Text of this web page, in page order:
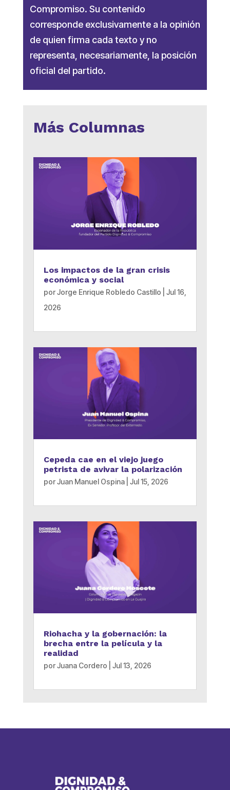
Compromiso. Su contenido
corresponde exclusivamente a la opinión
de quien firma cada texto y no
representa, necesariamente, la posición
oficial del partido.
Más Columnas
Los impactos de la gran crisis
económica y social
porJorge Enrique Robledo Castillo
Jul 16,
2026
Cepeda cae en el viejo juego
petrista de avivar la polarización
porJuan Manuel Ospina| Jul 15, 2026
Riohacha y la gobernación: la
brecha entre la película y la
realidad
porJuana Cordero Jul 13, 2026